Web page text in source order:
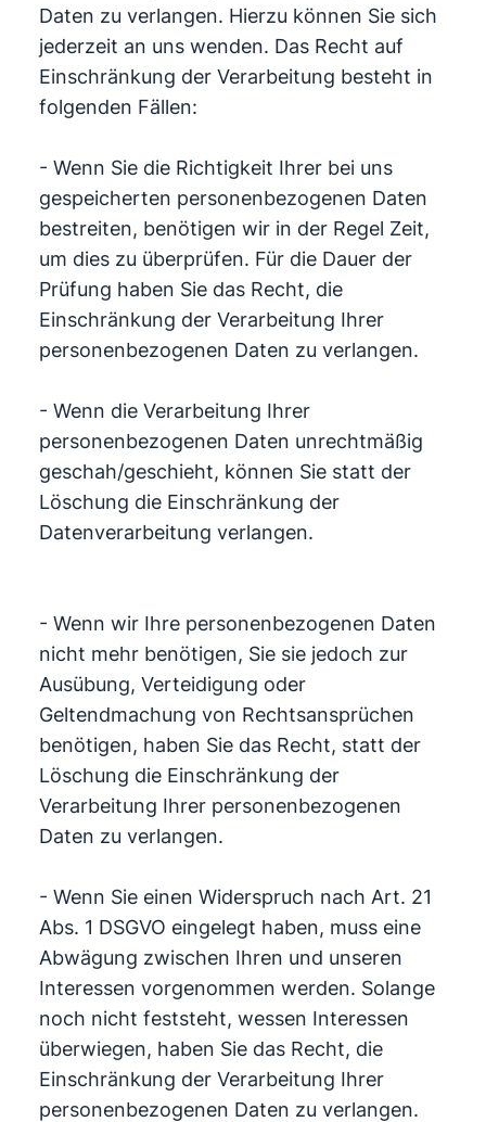
Daten zu verlangen. Hierzu können Sie sich
jederzeit an uns wenden. Das Recht auf
Einschränkung der Verarbeitung besteht in
folgenden Fällen:
- Wenn Sie die Richtigkeit Ihrer bei uns
gespeicherten personenbezogenen Daten
bestreiten, benötigen wir in der Regel Zeit,
um dies zu überprüfen. Für die Dauer der
Prüfung haben Sie das Recht, die
Einschränkung der Verarbeitung Ihrer
personenbezogenen Daten zu verlangen.
- Wenn die Verarbeitung Ihrer
personenbezogenen Daten unrechtmäßig
geschah/geschieht, können Sie statt der
Löschung die Einschränkung der
Datenverarbeitung verlangen.
- Wenn wir Ihre personenbezogenen Daten
nicht mehr benötigen, Sie sie jedoch zur
Ausübung, Verteidigung oder
Geltendmachung von Rechtsansprüchen
benötigen, haben Sie das Recht, statt der
Löschung die Einschränkung der
Verarbeitung Ihrer personenbezogenen
Daten zu verlangen.
- Wenn Sie einen Widerspruch nach Art. 21
Abs. 1 DSGVO eingelegt haben, muss eine
Abwägung zwischen Ihren und unseren
Interessen vorgenommen werden. Solange
noch nicht feststeht, wessen Interessen
überwiegen, haben Sie das Recht, die
Einschränkung der Verarbeitung Ihrer
personenbezogenen Daten zu verlangen.